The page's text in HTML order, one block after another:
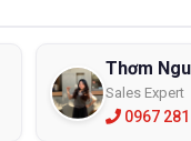
Thơm
Sales Expert
0967